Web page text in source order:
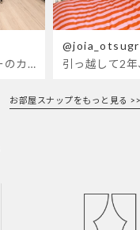
明るいブルーのカーテンで、部屋全体が明るく。白を基調とした部屋にぴったりです。
お部屋スナップをもっと見る >>